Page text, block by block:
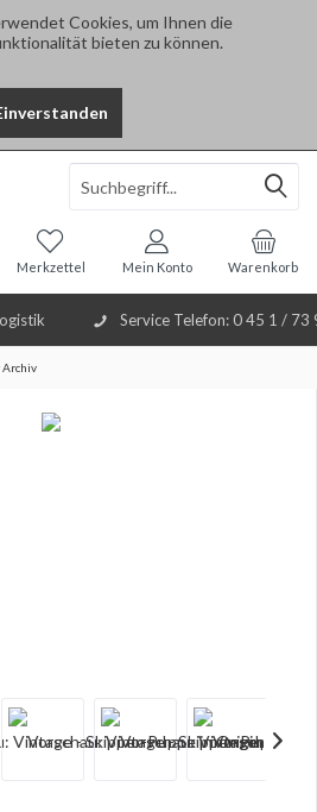
Cookies, um Ihnen die
bieten zu können.
Service Telefon: 0 45 1 / 73
Warenkorb
Merkzettel Mein Konto